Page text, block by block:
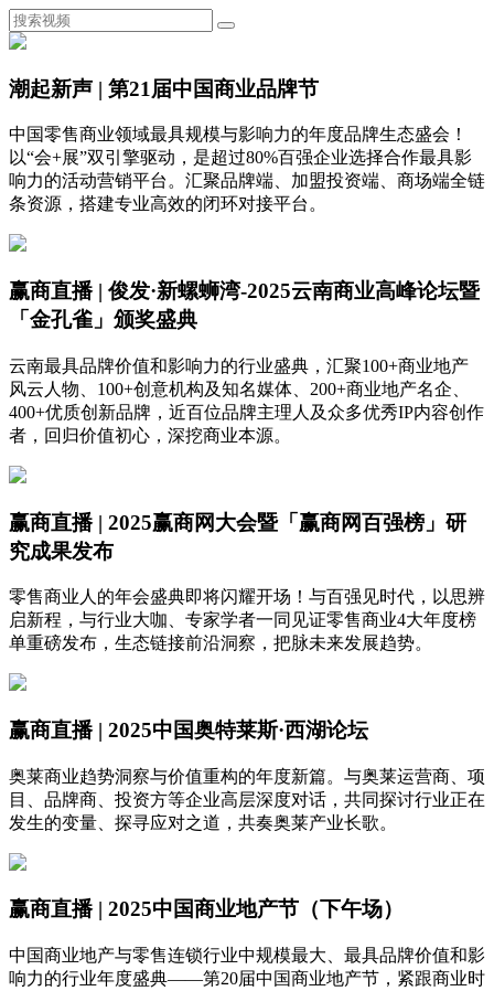
潮起新声 | 第21届中国商业品牌节
中国零售商业领域最具规模与影响力的年度品牌生态盛会！
以“会+展”双引擎驱动，是超过80%百强企业选择合作最具影
响力的活动营销平台。汇聚品牌端、加盟投资端、商场端全链
条资源，搭建专业高效的闭环对接平台。
赢商直播 | 俊发·新螺蛳湾-2025云南商业高峰论坛暨
「金孔雀」颁奖盛典
云南最具品牌价值和影响力的行业盛典，汇聚100+商业地产
风云人物、100+创意机构及知名媒体、200+商业地产名企、
400+优质创新品牌，近百位品牌主理人及众多优秀IP内容创作
者，回归价值初心，深挖商业本源。
赢商直播 | 2025赢商网大会暨「赢商网百强榜」研
究成果发布
零售商业人的年会盛典即将闪耀开场！与百强见时代，以思辨
启新程，与行业大咖、专家学者一同见证零售商业4大年度榜
单重磅发布，生态链接前沿洞察，把脉未来发展趋势。
赢商直播 | 2025中国奥特莱斯·西湖论坛
奥莱商业趋势洞察与价值重构的年度新篇。与奥莱运营商、项
目、品牌商、投资方等企业高层深度对话，共同探讨行业正在
发生的变量、探寻应对之道，共奏奥莱产业长歌。
赢商直播 | 2025中国商业地产节（下午场）
中国商业地产与零售连锁行业中规模最大、最具品牌价值和影
响力的行业年度盛典——第20届中国商业地产节，紧跟商业时